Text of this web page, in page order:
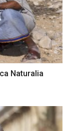
Naturalia